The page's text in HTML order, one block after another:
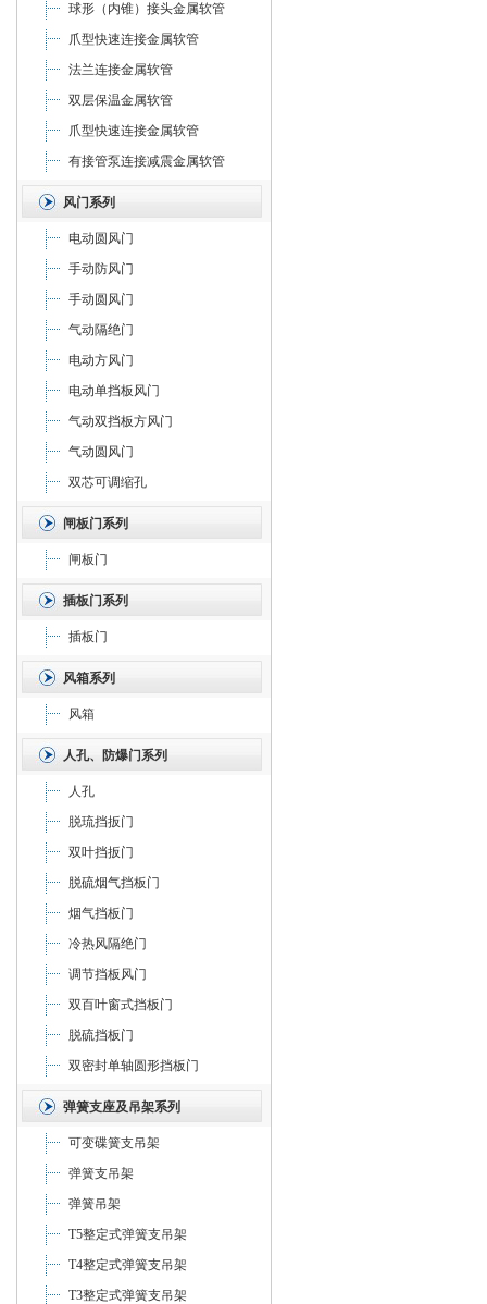
球形（内锥）接头金属软管
爪型快速连接金属软管
法兰连接金属软管
双层保温金属软管
爪型快速连接金属软管
有接管泵连接减震金属软管
风门系列
电动圆风门
手动防风门
手动圆风门
气动隔绝门
电动方风门
电动单挡板风门
气动双挡板方风门
气动圆风门
双芯可调缩孔
闸板门系列
闸板门
插板门系列
插板门
风箱系列
风箱
人孔、防爆门系列
人孔
脱琉挡扳门
双叶挡扳门
脱硫烟气挡板门
烟气挡板门
冷热风隔绝门
调节挡板风门
双百叶窗式挡板门
脱硫挡板门
双密封单轴圆形挡板门
弹簧支座及吊架系列
可变碟簧支吊架
弹簧支吊架
弹簧吊架
T5整定式弹簧支吊架
T4整定式弹簧支吊架
T3整定式弹簧支吊架